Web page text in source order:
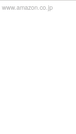
www.amazon.co.jp